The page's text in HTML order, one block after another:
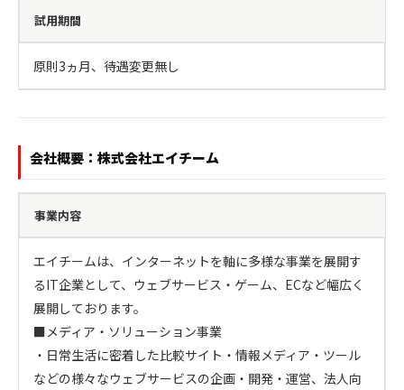
試用期間
原則3ヵ月、待遇変更無し
会社概要：株式会社エイチーム
事業内容
エイチームは、インターネットを軸に多様な事業を展開す
るIT企業として、ウェブサービス・ゲーム、ECなど幅広く
展開しております。
■メディア・ソリューション事業
・日常生活に密着した比較サイト・情報メディア・ツール
などの様々なウェブサービスの企画・開発・運営、法人向